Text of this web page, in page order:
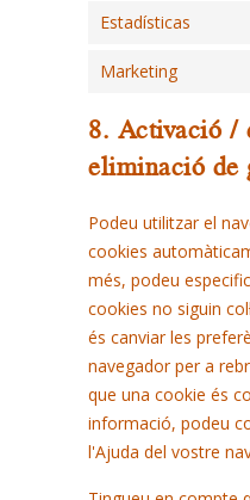
Estadísticas
Marketing
8. Activació /
eliminació de
Podeu utilitzar el
cookies
més, podeu
cookies no siguin
és canviar les
navegador per a
que una cookie és
informació, podeu
l'Ajuda del vostre